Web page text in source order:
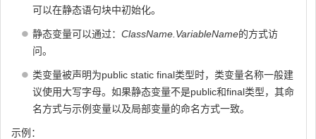
可以在静态语句块中初始化。
静态变量可以通过： ClassName.VariableName的方式访
问。
类变量被声明为public static final类型时，类变量名称一般建
议使用大写字母。如果静态变量不是public和final类型，其命
名方式与示例变量以及局部变量的命名方式一致。
示例：